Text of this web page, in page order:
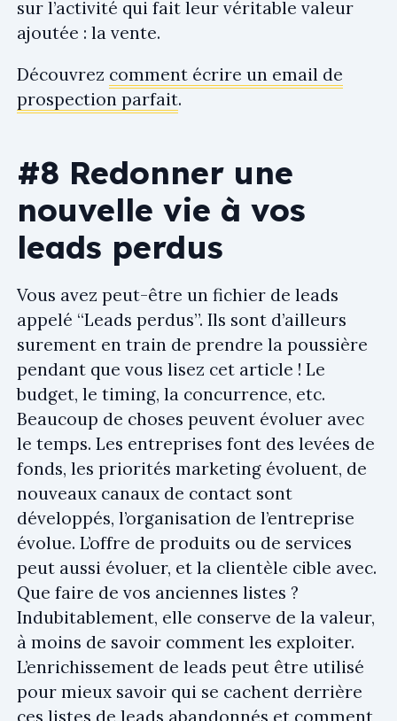
sur l’activité qui fait leur véritable valeur
ajoutée : la vente.
Découvrez comment écrire un email de
prospection parfait.
#8 Redonner une
nouvelle vie à vos
leads perdus
Vous avez peut-être un fichier de leads
appelé “Leads perdus”. Ils sont d’ailleurs
surement en train de prendre la poussière
pendant que vous lisez cet article ! Le
budget, le timing, la concurrence, etc.
Beaucoup de choses peuvent évoluer avec
le temps. Les entreprises font des levées de
fonds, les priorités marketing évoluent, de
nouveaux canaux de contact sont
développés, l’organisation de l’entreprise
évolue. L’offre de produits ou de services
peut aussi évoluer, et la clientèle cible avec.
Que faire de vos anciennes listes ?
Indubitablement, elle conserve de la valeur,
à moins de savoir comment les exploiter.
L’enrichissement de leads peut être utilisé
pour mieux savoir qui se cachent derrière
ces listes de leads abandonnés et comment